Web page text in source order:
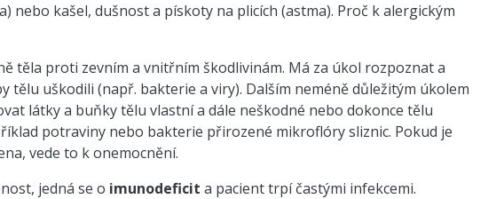
nebo kašel, dušnost a pískoty na plicích (astma). Proč k alergickým
těla proti zevním a vnitřním škodlivinám. Má za úkol rozpoznat a
tělu uškodili (např. bakterie a viry). Dalším neméně důležitým úkolem
látky a buňky tělu vlastní a dále neškodné nebo dokonce tělu
potraviny nebo bakterie přirozené mikroflóry sliznic. Pokud je
vede to k onemocnění.
jedná se o imunodeficit a pacient trpí častými infekcemi.